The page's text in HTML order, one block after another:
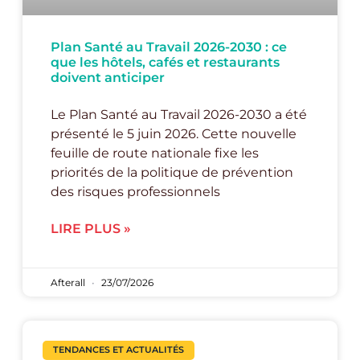
Plan Santé au Travail 2026-2030 : ce
que les hôtels, cafés et restaurants
doivent anticiper
Le Plan Santé au Travail 2026-2030 a été
présenté le 5 juin 2026. Cette nouvelle
feuille de route nationale fixe les
priorités de la politique de prévention
des risques professionnels
LIRE PLUS »
Afterall 23/07/2026
TENDANCES ET ACTUALITÉS